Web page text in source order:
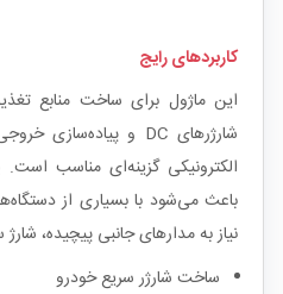
کاربردهای رایج
این ماژول برای ساخت منابع
الکترونیکی گزینه‌ای مناسب است.
باعث می‌شود با بسیاری از
نیاز به مدارهای جانبی پیچیده، شارژ
ساخت شارژر سریع خودرو